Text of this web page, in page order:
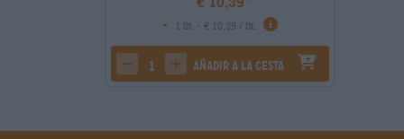
-
1 St. - € 10,39 / St.
decrease quantity
increase quantity
añadir a la cesta